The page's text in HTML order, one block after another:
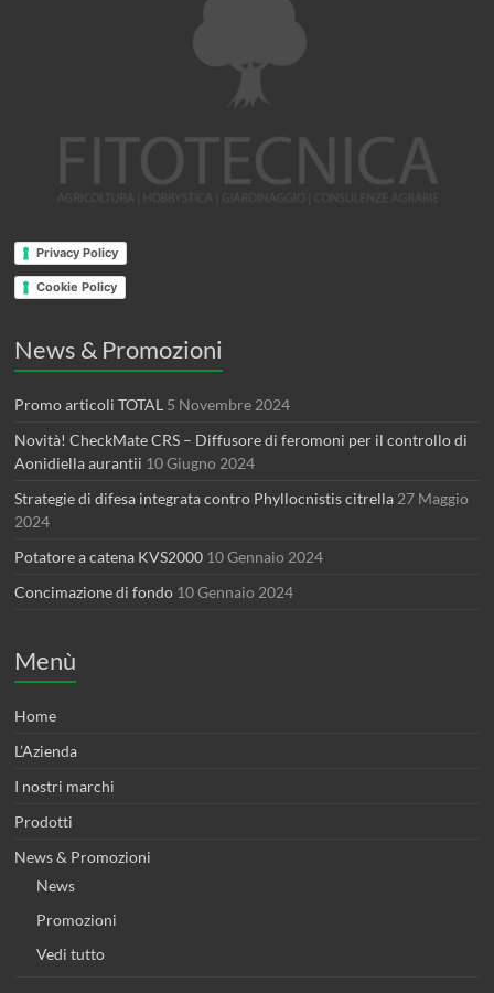
Privacy Policy
Cookie Policy
News & Promozioni
Promo articoli TOTAL 5 Novembre 2024
Novità! CheckMate CRS – Diffusore di feromoni per il controllo di
Aonidiella aurantii 10 Giugno 2024
Strategie di difesa integrata contro Phyllocnistis citrella 27 Maggio
2024
Potatore a catena KVS2000 10 Gennaio 2024
Concimazione di fondo 10 Gennaio 2024
Menù
Home
L’Azienda
I nostri marchi
Prodotti
News & Promozioni
News
Promozioni
Vedi tutto